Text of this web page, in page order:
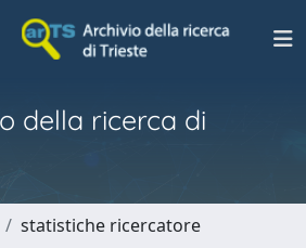
della ricerca di
statistiche ricercatore